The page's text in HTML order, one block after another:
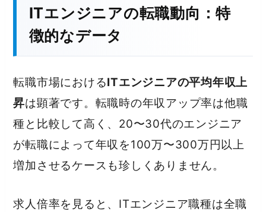
ITエンジニアの転職動向：特
徴的なデータ
転職市場におけるITエンジニアの平均年収上
昇は顕著です。転職時の年収アップ率は他職
種と比較して高く、20〜30代のエンジニア
が転職によって年収を100万〜300万円以上
増加させるケースも珍しくありません。
求人倍率を見ると、ITエンジニア職種は全職